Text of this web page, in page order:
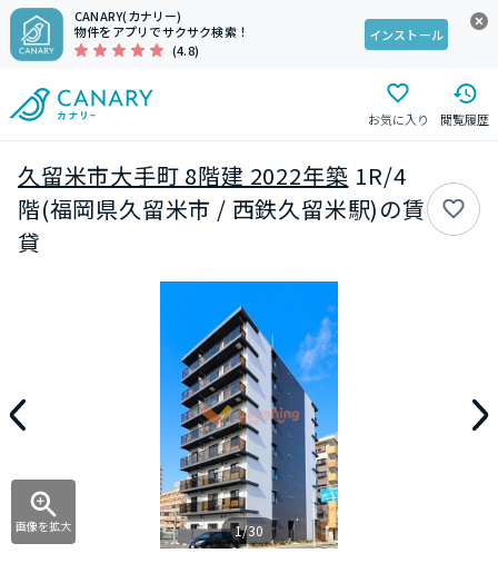
CANARY(カナリー)
物件をアプリでサクサク検索！
(4.8)
インストール
お気に入り 閲覧履歴
久留米市大手町 8階建 2022年築 1R/4
階(福岡県久留米市 / 西鉄久留米駅)の賃
貸
画像を拡大 1/30